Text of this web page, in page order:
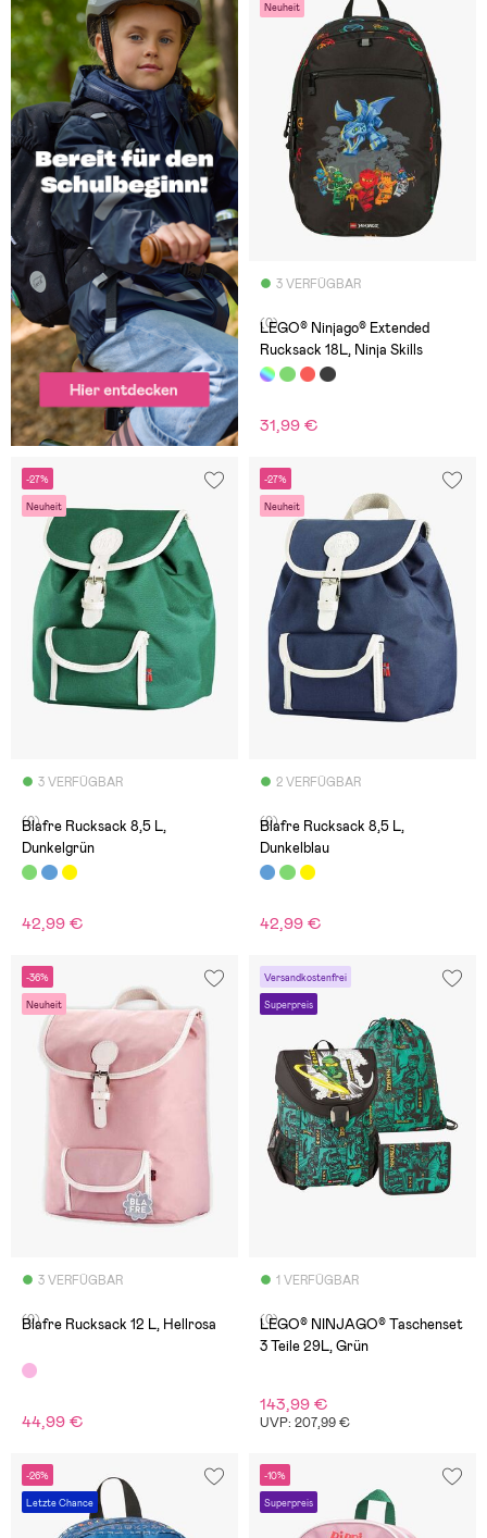
Neuheit
3 VERFÜGBAR
(0)
LEGO® Ninjago® Extended
Rucksack 18L, Ninja Skills
31,99 €
-27%
Neuheit
3 VERFÜGBAR
(0)
Blafre Rucksack 8,5 L,
Dunkelgrün
42,99 €
-27%
Neuheit
2 VERFÜGBAR
(0)
Blafre Rucksack 8,5 L,
Dunkelblau
42,99 €
-36%
Neuheit
3 VERFÜGBAR
(0)
Blafre Rucksack 12 L, Hellrosa
44,99 €
Versandkostenfrei
Superpreis
1 VERFÜGBAR
(0)
LEGO® NINJAGO® Taschenset
3 Teile 29L, Grün
143,99 €
UVP: 207,99 €
-26%
Letzte Chance
-10%
Superpreis